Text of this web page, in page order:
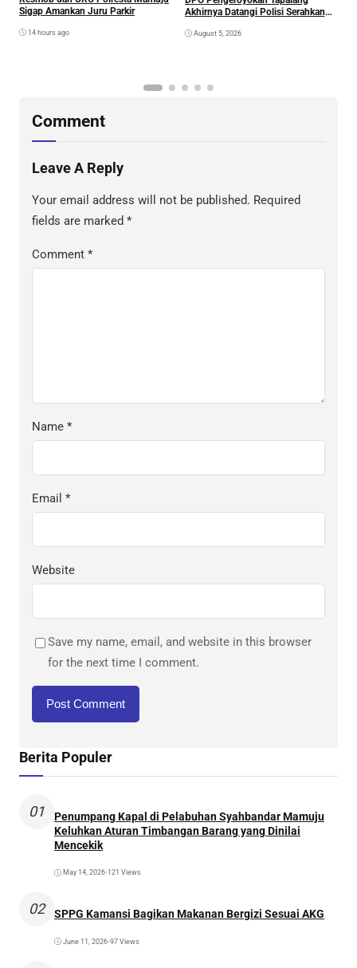
Sigap Amankan Juru Parkir
14 hours ago
Akhirnya Datangi Polisi Serahkan
August 5, 2026
Comment
Leave A Reply
Your email address will not be published. Required
fields are marked *
Comment *
Name *
Email *
Website
Save my name, email, and website in this browser
for the next time I comment.
Berita Populer
01
Penumpang Kapal di Pelabuhan Syahbandar Mamuju
Keluhkan Aturan Timbangan Barang yang Dinilai
Mencekik
May 14, 2026•121 Views
02 SPPG Kamansi Bagikan Makanan Bergizi Sesuai AKG
June 11, 2026•97 Views